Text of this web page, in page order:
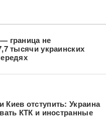
граница не
тысячи украинских
отступить: Украина
КТК и иностранные